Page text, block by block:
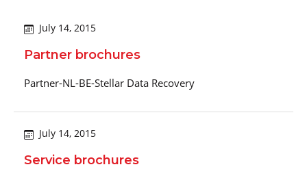
July 14, 2015
Partner brochures
Partner-NL-BE-Stellar Data Recovery
July 14, 2015
Service brochures